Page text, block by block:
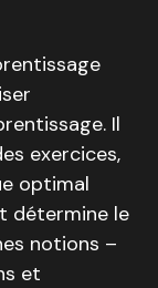
Il
exercices,
optimal
détermine le
notions –
et